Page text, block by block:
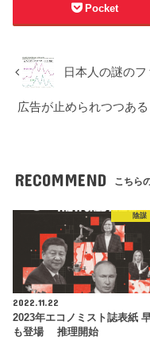
Pocket
日本人の謎の
広告が止められつつあ
RECOMMEND こちら
陰謀
2022.11.22
2023年エコノミスト誌表紙
も登場 推理開始